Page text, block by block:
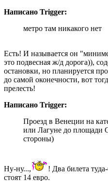
Написано Trigger:
метро там никакого нет
Есть! И называется он
это подвесная ж/д дорога)),
остановки, но планируется
до самой оконечности, вот
прелесть!
Написано Trigger:
Проезд в Венеции на
или Лагуне до площади
стороны)
Ну-ну...,
! Два билета
стоят 14 евро.